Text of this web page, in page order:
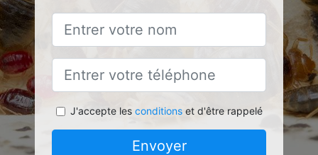
J'accepte les conditionset d'être rappelé
Envoyer